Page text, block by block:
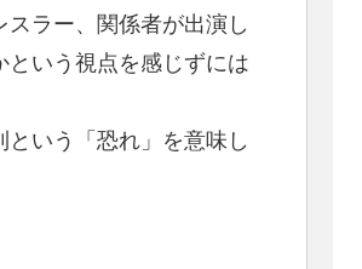
ラー、関係者が出演し
いう視点を感じずには
いう「恐れ」を意味し